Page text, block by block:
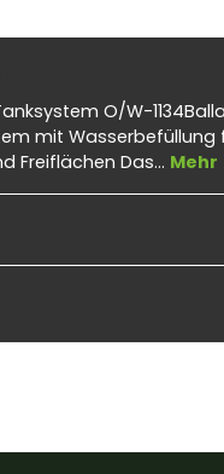
Tank-O-
01
O/W-
mit Wasserbefüllung
Freiflächen Das… Mehr